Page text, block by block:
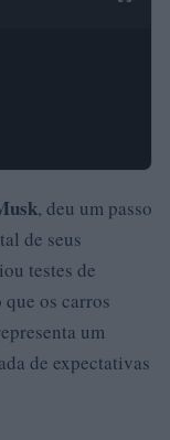
, deu um passo
de seus
testes de
os carros
um
de expectativas